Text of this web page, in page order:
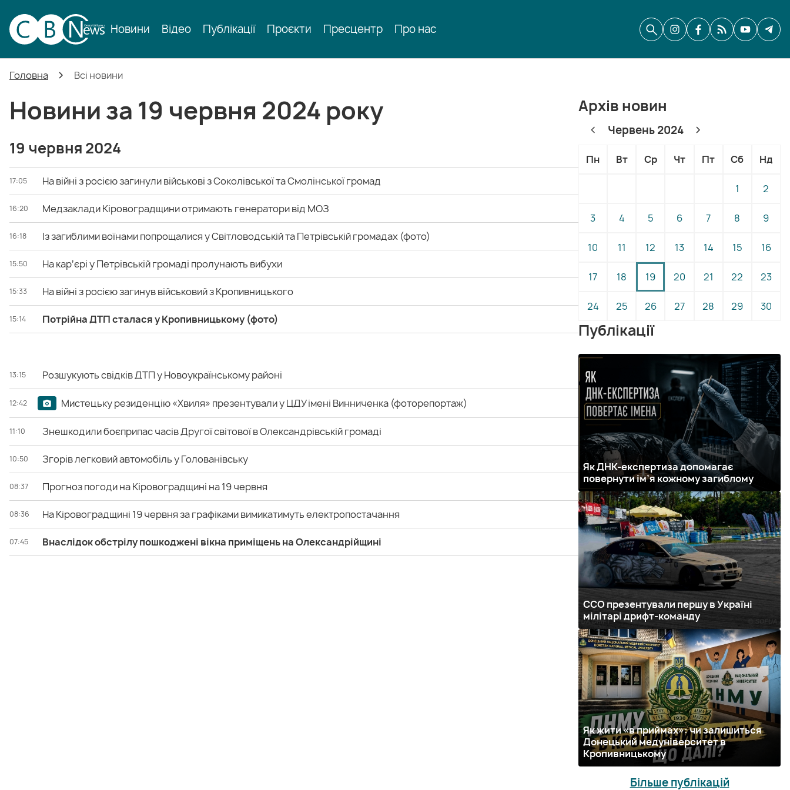
Новини Відео Публікації Проєкти Пресцентр Про нас
Головна Всі новини
Новини за 19 червня 2024 року
19 червня 2024
17:05 На війні з росією загинули військові з Соколівської та Смолінської громад
16:20 Медзаклади Кіровоградщини отримають генератори від МОЗ
16:18 Із загиблими воїнами попрощалися у Світловодській та Петрівській громадах (фото)
15:50 На карʼєрі у Петрівській громаді пролунають вибухи
15:33 На війні з росією загинув військовий з Кропивницького
15:14 Потрійна ДТП сталася у Кропивницькому (фото)
13:15 Розшукують свідків ДТП у Новоукраїнському районі
12:42 Мистецьку резиденцію «Хвиля» презентували у ЦДУ імені Винниченка (фоторепортаж)
11:10 Знешкодили боєприпас часів Другої світової в Олександрівській громаді
10:50 Згорів легковий автомобіль у Голованівську
08:37 Прогноз погоди на Кіровоградщині на 19 червня
08:36 На Кіровоградщині 19 червня за графіками вимикатимуть електропостачання
07:45 Внаслідок обстрілу пошкоджені вікна приміщень на Олександрійщині
Архів новин
Червень 2024
Пн Вт Ср Чт Пт Сб Нд
1 2
3 4 5 6 7 8 9
10 11 12 13 14 15 16
17 18 19 20 21 22 23
24 25 26 27 28 29 30
Публікації
Як ДНК-експертиза допомагає
повернути ім’я кожному загиблому
ССО презентували першу в Україні
мілітарі дрифт-команду
Як жити «в приймах»: чи залишиться
Донецький медуніверситет в
Кропивницькому
Більше публікацій